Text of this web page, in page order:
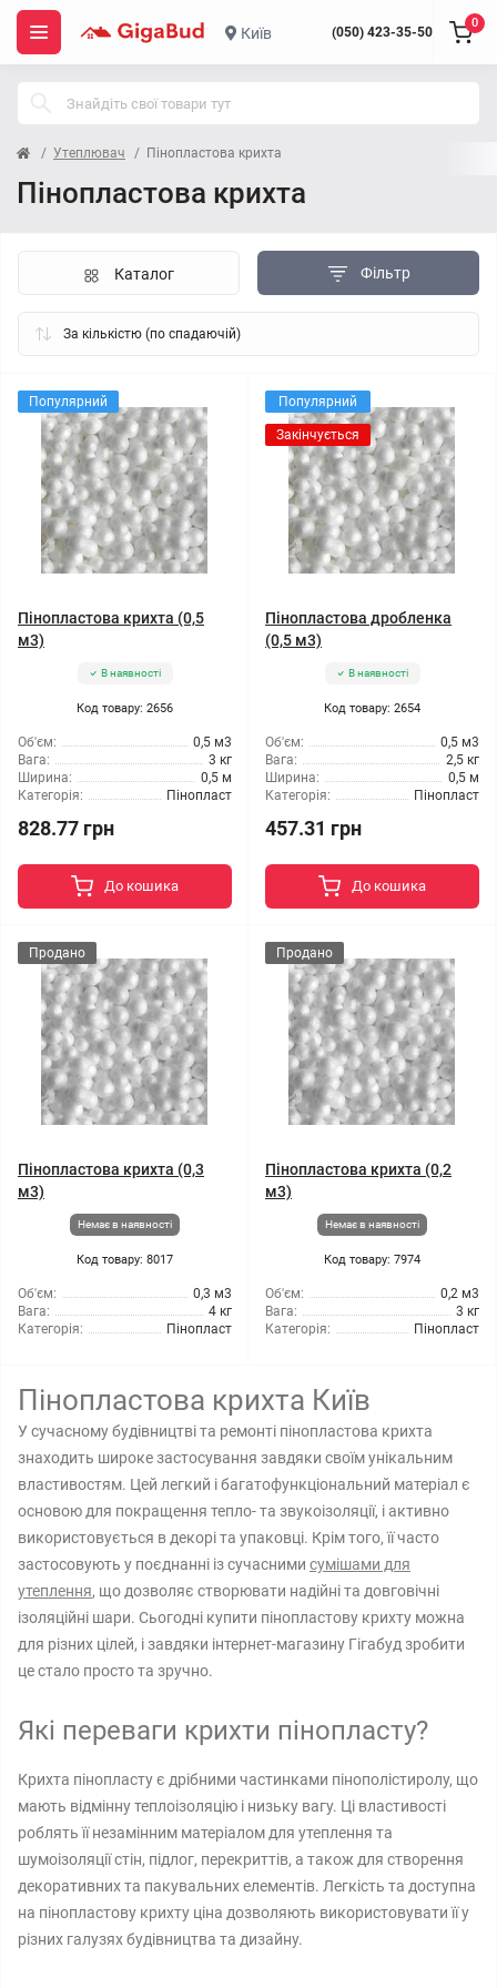
Київ (050) 423-35-50
0
Утеплювач Пінопластова крихта
Пінопластова крихта
Фільтр
Каталог
Популярний
Пінопластова крихта (0,5
м3)
В наявності
Код товару: 2656
Об'єм:
0,5 м3
Вага:
3 кг
Ширина:
0,5 м
Категорія:
Пінопласт
828.77 грн
До кошика
Популярний
Закінчується
Пінопластова дробленка
(0,5 м3)
В наявності
Код товару: 2654
Об'єм:
0,5 м3
Вага:
2,5 кг
Ширина:
0,5 м
Категорія:
Пінопласт
457.31 грн
До кошика
Продано
Пінопластова крихта (0,3
м3)
Немає в наявності
Код товару: 8017
Об'єм:
0,3 м3
Вага:
4 кг
Категорія:
Пінопласт
Продано
Пінопластова крихта (0,2
м3)
Немає в наявності
Код товару: 7974
Об'єм:
0,2 м3
Вага:
3 кг
Категорія:
Пінопласт
Пінопластова крихта Київ
У сучасному будівництві та ремонті пінопластова крихта
знаходить широке застосування завдяки своїм унікальним
властивостям. Цей легкий і багатофункціональний матеріал є
основою для покращення тепло- та звукоізоляції, і активно
використовується в декорі та упаковці. Крім того, її часто
застосовують у поєднанні із сучасними сумішами для
утеплення, що дозволяє створювати надійні та довговічні
ізоляційні шари. Сьогодні купити пінопластову крихту можна
для різних цілей, і завдяки інтернет-магазину Гігабуд зробити
це стало просто та зручно.
Які переваги крихти пінопласту?
Крихта пінопласту є дрібними частинками пінополістиролу, що
мають відмінну теплоізоляцію і низьку вагу. Ці властивості
роблять її незамінним матеріалом для утеплення та
шумоізоляції стін, підлог, перекриттів, а також для створення
декоративних та пакувальних елементів. Легкість та доступна
на пінопластову крихту ціна дозволяють використовувати її у
різних галузях будівництва та дизайну.